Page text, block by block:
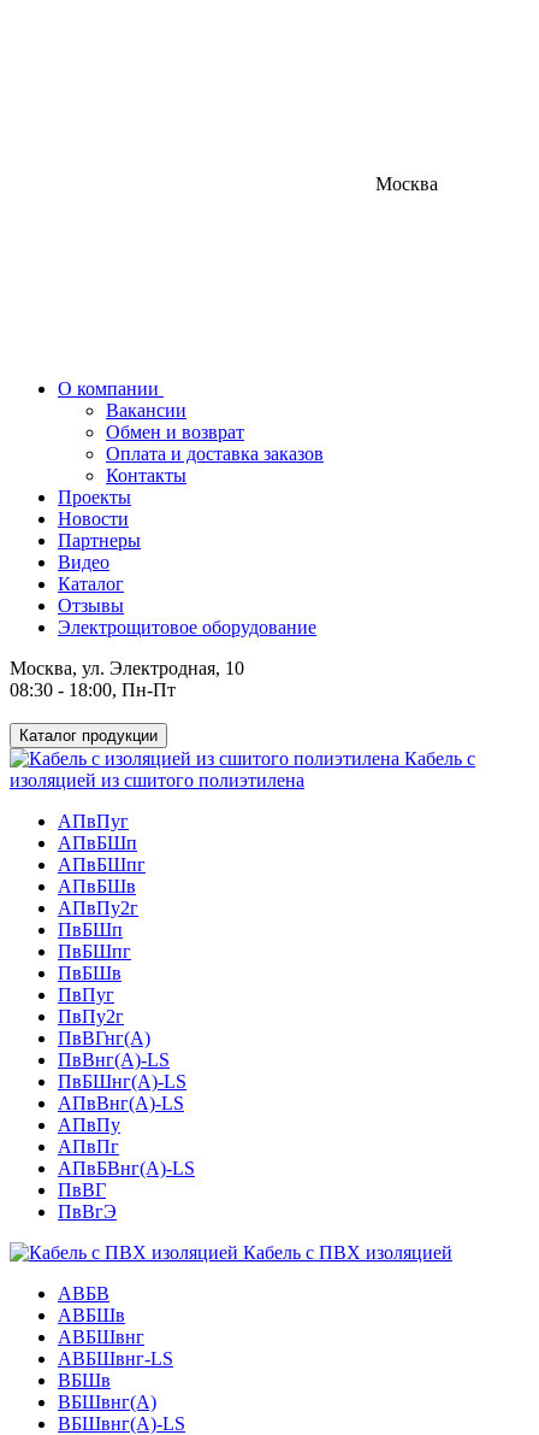
Москва
О компании
Вакансии
Обмен и возврат
Оплата и доставка заказов
Контакты
Проекты
Новости
Партнеры
Видео
Каталог
Отзывы
Электрощитовое оборудование
Москва, ул. Электродная, 10
08:30 - 18:00, Пн-Пт
Каталог продукции
Кабель с
изоляцией из сшитого полиэтилена
АПвПуг
АПвБШп
АПвБШпг
АПвБШв
АПвПу2г
ПвБШп
ПвБШпг
ПвБШв
ПвПуг
ПвПу2г
ПвВГнг(А)
ПвВнг(А)-LS
ПвБШнг(А)-LS
АПвВнг(А)-LS
АПвПу
АПвПг
АПвБВнг(А)-LS
ПвВГ
ПвВгЭ
Кабель с ПВХ изоляцией
АВБВ
АВБШв
АВБШвнг
АВБШвнг-LS
ВБШв
ВБШвнг(A)
ВБШвнг(А)-LS